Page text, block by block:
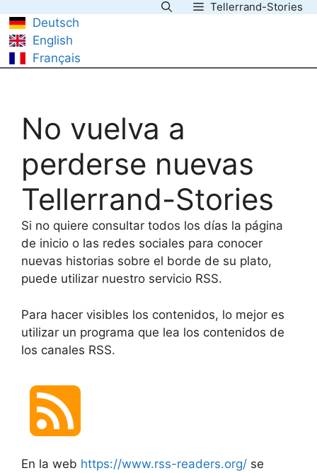
contenido
Tellerrand-Stories
Deutsch
English
Français
No vuelva a
perderse nuevas
Tellerrand-Stories
Si no quiere consultar todos los días la página
de inicio o las redes sociales para conocer
nuevas historias sobre el borde de su plato,
puede utilizar nuestro servicio RSS.
Para hacer visibles los contenidos, lo mejor es
utilizar un programa que lea los contenidos de
los canales RSS.
En la web https://www.rss-readers.org/ se